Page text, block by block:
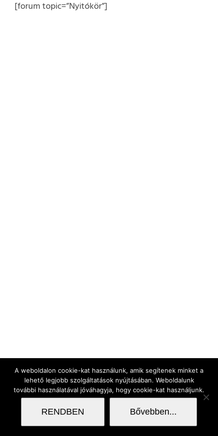
Kihagyás[forum topic=”Nyitókör”]
A weboldalon cookie-kat használunk, amik segítenek minket a
lehető legjobb szolgáltatások nyújtásában. Weboldalunk
további használatával jóváhagyja, hogy cookie-kat használjunk.
RENDBEN Bővebben...